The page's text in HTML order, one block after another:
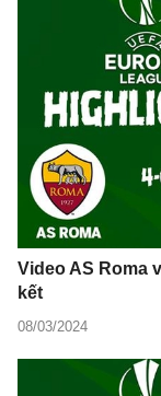
Video AS Roma
kết
08/03/2024